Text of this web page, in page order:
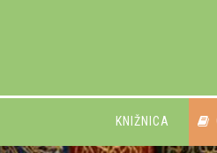
KNIŽNICA